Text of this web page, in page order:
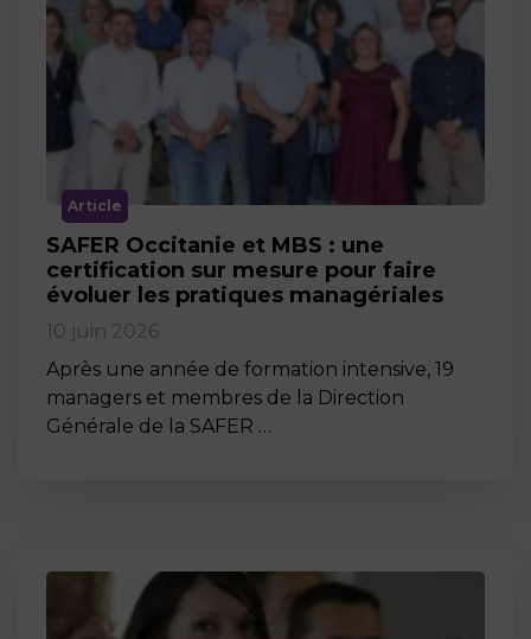
Article
SAFER Occitanie et MBS : une
certification sur mesure pour faire
évoluer les pratiques managériales
10 juin 2026
Après une année de formation intensive, 19
managers et membres de la Direction
Générale de la SAFER …